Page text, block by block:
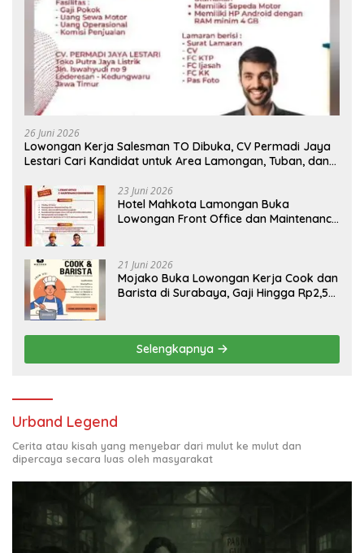
26 Juni 2026
Lowongan Kerja Salesman TO Dibuka, CV Permadi Jaya
Lestari Cari Kandidat untuk Area Lamongan, Tuban, dan
23 Juni 2026
Hotel Mahkota Lamongan Buka
Lowongan Front Office dan Maintenance
21 Juni 2026
Mojako Buka Lowongan Kerja Cook dan
Barista di Surabaya, Gaji Hingga Rp2,5
Selengkapnya
Urband Legend
Cerita atau kisah yang menyebar dari mulut ke mulut dan
dipercaya secara luas oleh masyarakat